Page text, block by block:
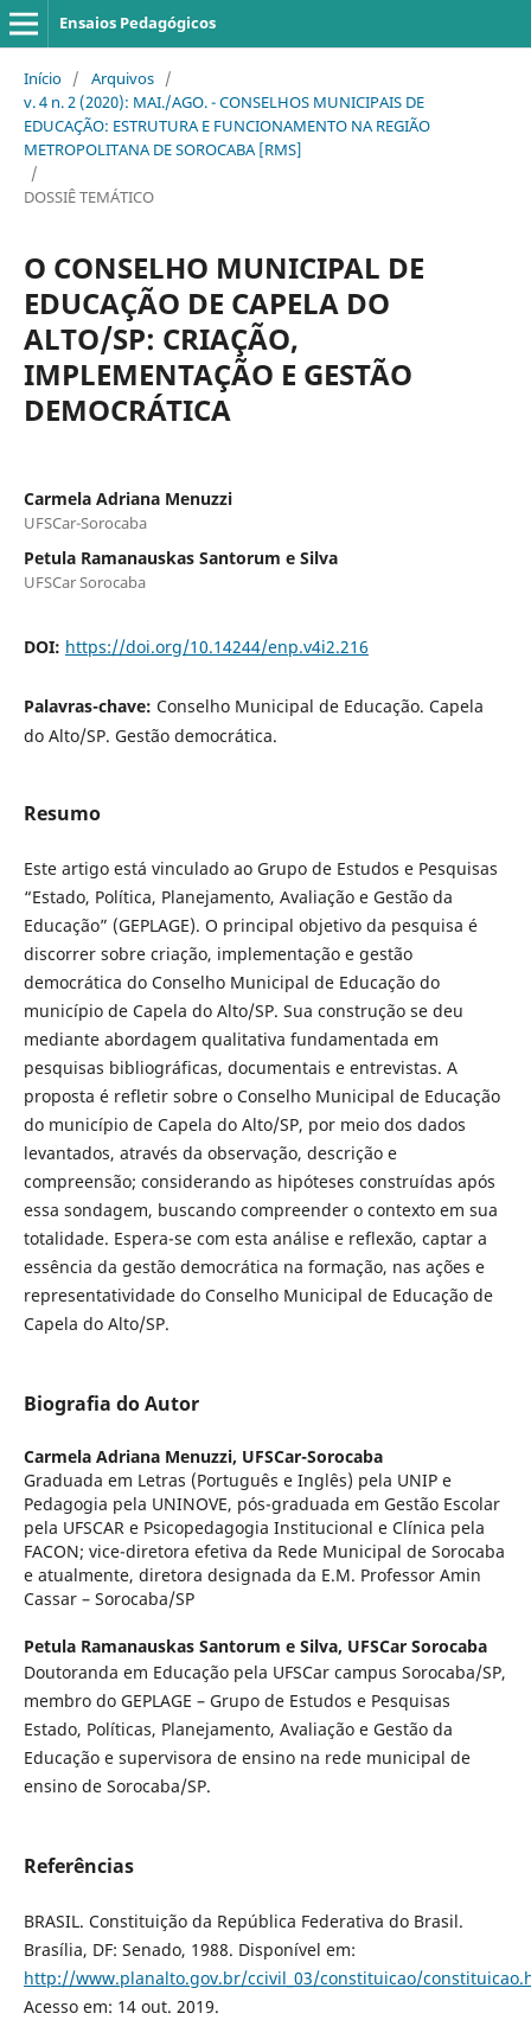
Ensaios Pedagógicos
Início / Arquivos /
v. 4 n. 2 (2020): MAI./AGO. - CONSELHOS MUNICIPAIS DE
EDUCAÇÃO: ESTRUTURA E FUNCIONAMENTO NA REGIÃO
METROPOLITANA DE SOROCABA [RMS]
/
DOSSIÊ TEMÁTICO
O CONSELHO MUNICIPAL DE
EDUCAÇÃO DE CAPELA DO
ALTO/SP: CRIAÇÃO,
IMPLEMENTAÇÃO E GESTÃO
DEMOCRÁTICA
Carmela Adriana Menuzzi
UFSCar-Sorocaba
Petula Ramanauskas Santorum e Silva
UFSCar Sorocaba
DOI: https://doi.org/10.14244/enp.v4i2.216
Palavras-chave: Conselho Municipal de Educação. Capela
do Alto/SP. Gestão democrática.
Resumo
Este artigo está vinculado ao Grupo de Estudos e Pesquisas
“Estado, Política, Planejamento, Avaliação e Gestão da
Educação” (GEPLAGE). O principal objetivo da pesquisa é
discorrer sobre criação, implementação e gestão
democrática do Conselho Municipal de Educação do
município de Capela do Alto/SP. Sua construção se deu
mediante abordagem qualitativa fundamentada em
pesquisas bibliográficas, documentais e entrevistas. A
proposta é refletir sobre o Conselho Municipal de Educação
do município de Capela do Alto/SP, por meio dos dados
levantados, através da observação, descrição e
compreensão; considerando as hipóteses construídas após
essa sondagem, buscando compreender o contexto em sua
totalidade. Espera-se com esta análise e reflexão, captar a
essência da gestão democrática na formação, nas ações e
representatividade do Conselho Municipal de Educação de
Capela do Alto/SP.
Biografia do Autor
Carmela Adriana Menuzzi, UFSCar-Sorocaba
Graduada em Letras (Português e Inglês) pela UNIP e
Pedagogia pela UNINOVE, pós-graduada em Gestão Escolar
pela UFSCAR e Psicopedagogia Institucional e Clínica pela
FACON; vice-diretora efetiva da Rede Municipal de Sorocaba
e atualmente, diretora designada da E.M. Professor Amin
Cassar – Sorocaba/SP
Petula Ramanauskas Santorum e Silva, UFSCar Sorocaba
Doutoranda em Educação pela UFSCar campus Sorocaba/SP,
membro do GEPLAGE – Grupo de Estudos e Pesquisas
Estado, Políticas, Planejamento, Avaliação e Gestão da
Educação e supervisora de ensino na rede municipal de
ensino de Sorocaba/SP.
Referências
BRASIL. Constituição da República Federativa do Brasil.
Brasília, DF: Senado, 1988. Disponível em:
http://www.planalto.gov.br/ccivil_03/constituicao/
Acesso em: 14 out. 2019.